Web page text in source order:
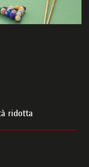
ridotta